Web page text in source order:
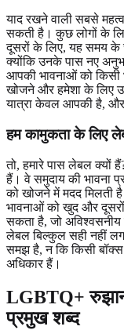
याद रखने वाली सबसे
सकती है। कुछ लोगों के
दूसरों के लिए, यह समय
क्योंकि उनके पास नए
आपकी भावनाओं को
खोजने और हमेशा के लिए
यात्रा केवल आपकी है, और
हम कामुकता के लिए
तो, हमारे पास लेबल क्यों
हैं। वे समुदाय की भावना
को खोजने में मदद मिलती
भावनाओं को खुद और
सकता है, जो
लेबल बिल्कुल सही नहीं
समझ है, न कि किसी
अधिकार हैं।
LGBTQ+ रुझान
प्रमुख शब्द